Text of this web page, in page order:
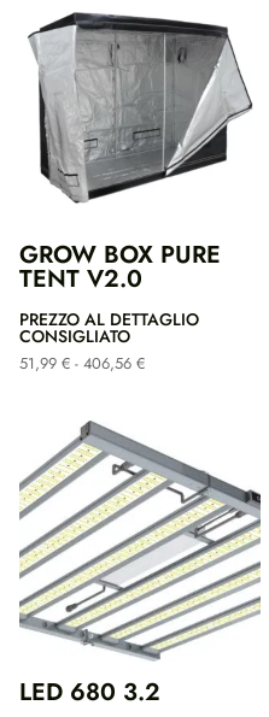
99,99 €
a
179,99 €
GROW BOX PURE
TENT V2.0
PREZZO AL DETTAGLIO
CONSIGLIATO
51,99 € - 406,56 €Fascia
51,99 €
a
406,56 €
LED 680 3.2